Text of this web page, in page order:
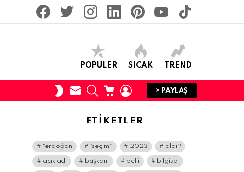
POPULER SICAK TREND
SWITCH
SKIN
SUBSCRIBE
SEARCHCART LOGIN
> PAYLAŞ
ETIKETLER
“erdoğan “seçim” 2023 aldı?
açıkladı başkanı belli bilgisel